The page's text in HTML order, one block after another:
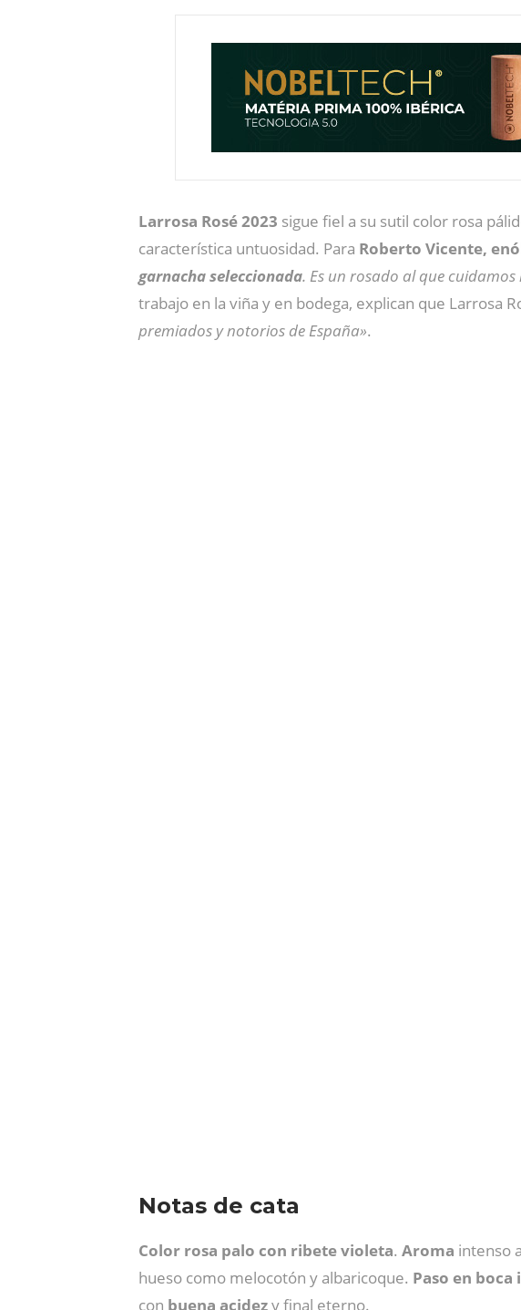
Larrosa Rosé 2023 sigue fiel a su sutil color rosa
característica untuosidad. Para Roberto Vicente,
garnacha seleccionada. Es un rosado al que
trabajo en la viña y en bodega, explican que Larrosa
premiados y notorios de España».
Notas de cata
Color rosa palo con ribete violeta. Aroma intenso a
hueso como melocotón y albaricoque. Paso en
con buena acidezy final eterno.